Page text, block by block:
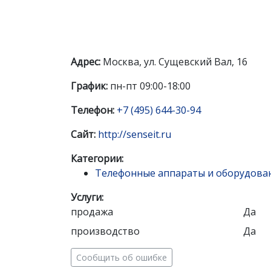
Адрес: Москва, ул. Сущевский Вал, 16
График: пн-пт 09:00-18:00
Телефон: +7 (495) 644-30-94
Сайт: http://senseit.ru
Категории:
Телефонные аппараты и
Услуги:
продажа
Да
производство
Да
Сообщить об ошибке